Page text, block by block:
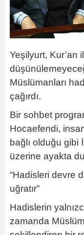
Yeşilyurt, Kur’an
Müslümanları
çağırdı.
Bir sohbet
Hocaefendi,
bağlı olduğu gibi
üzerine ayakta
“Hadisleri devre
uğratır”
Hadislerin
zamanda